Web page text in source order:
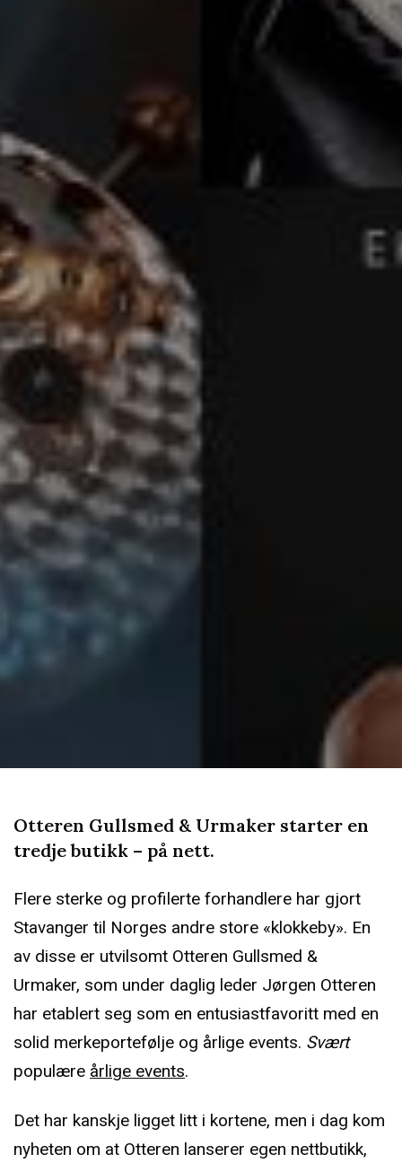
Otteren Gullsmed & Urmaker starter en
tredje butikk – på nett.
Flere sterke og profilerte forhandlere har gjort
Stavanger til Norges andre store «klokkeby». En
av disse er utvilsomt Otteren Gullsmed &
Urmaker, som under daglig leder Jørgen Otteren
har etablert seg som en entusiastfavoritt med en
solid merkeportefølje og årlige events. Svært
populære årlige events.
Det har kanskje ligget litt i kortene, men i dag kom
nyheten om at Otteren lanserer egen nettbutikk,